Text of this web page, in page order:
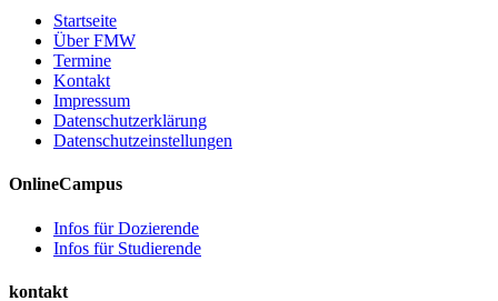
Startseite
Über FMW
Termine
Kontakt
Impressum
Datenschutzerklärung
Datenschutzeinstellungen
OnlineCampus
Infos für Dozierende
Infos für Studierende
kontakt